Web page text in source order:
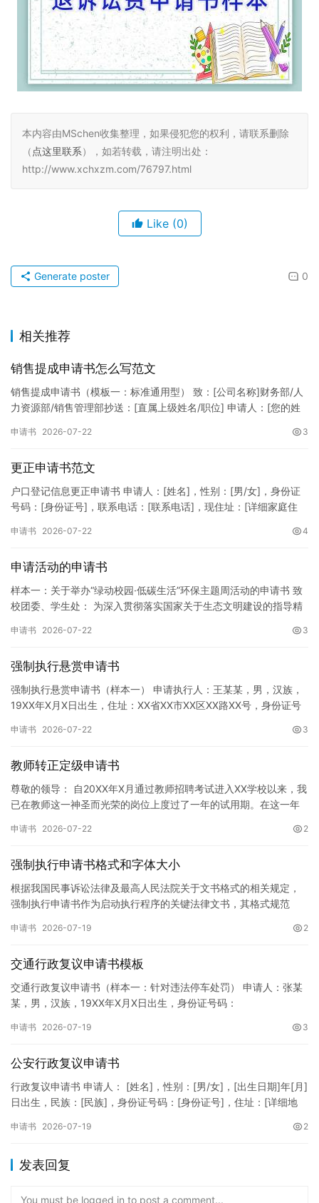
本内容由MSchen收集整理，如果侵犯您的权利，请联系删除
（ 点这里联系），如若转载，请注明出处：
http://www.xchxzm.com/76797.html
Like (0)
0
Generate poster
相关推荐
销售提成申请书怎么写范文
销售提成申请书（模板一：标准通用型） 致：[公司名称]财务部/人
力资源部/销售管理部抄送：[直属上级姓名/职位] 申请人：[您的姓
申请书 2026-07-22 3
更正申请书范文
户口登记信息更正申请书 申请人：[姓名]，性别：[男/女]，身份证
号码：[身份证号]，联系电话：[联系电话]，现住址：[详细家庭住
申请书 2026-07-22 4
申请活动的申请书
样本一：关于举办“绿动校园·低碳生活”环保主题周活动的申请书 致
校团委、学生处： 为深入贯彻落实国家关于生态文明建设的指导精
申请书 2026-07-22 3
强制执行悬赏申请书
强制执行悬赏申请书（样本一） 申请执行人：王某某，男，汉族，
19XX年X月X日出生，住址：XX省XX市XX区XX路XX号，身份证号
申请书 2026-07-22 3
教师转正定级申请书
尊敬的领导： 自20XX年X月通过教师招聘考试进入XX学校以来，我
已在教师这一神圣而光荣的岗位上度过了一年的试用期。在这一年
申请书 2026-07-22 2
强制执行申请书格式和字体大小
根据我国民事诉讼法律及最高人民法院关于文书格式的相关规定，
强制执行申请书作为启动执行程序的关键法律文书，其格式规范
纸张与…
申请书 2026-07-19 2
交通行政复议申请书模板
交通行政复议申请书（样本一：针对违法停车处罚） 申请人：张某
某，男，汉族，19XX年X月X日出生，身份证号码：
申请书 2026-07-19 3
公安行政复议申请书
行政复议申请书 申请人： [姓名]，性别：[男/女]，[出生日期]年[月]
日出生，民族：[民族]，身份证号码：[身份证号]，住址：[详细地
申请书 2026-07-19 2
发表回复
You must be logged in to post a comment...